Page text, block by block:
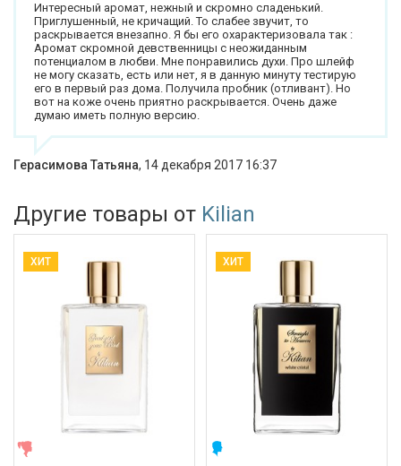
Интересный аромат, нежный и скромно сладенький.
Приглушенный, не кричащий. То слабее звучит, то
раскрывается внезапно. Я бы его охарактеризовала так :
Аромат скромной девственницы с неожиданным
потенциалом в любви. Мне понравились духи. Про шлейф
не могу сказать, есть или нет, я в данную минуту тестирую
его в первый раз дома. Получила пробник (отливант). Но
вот на коже очень приятно раскрывается. Очень даже
думаю иметь полную версию.
Герасимова Татьяна, 14 декабря 2017 16:37
Другие товары от Kilian
ХИТ ХИТ